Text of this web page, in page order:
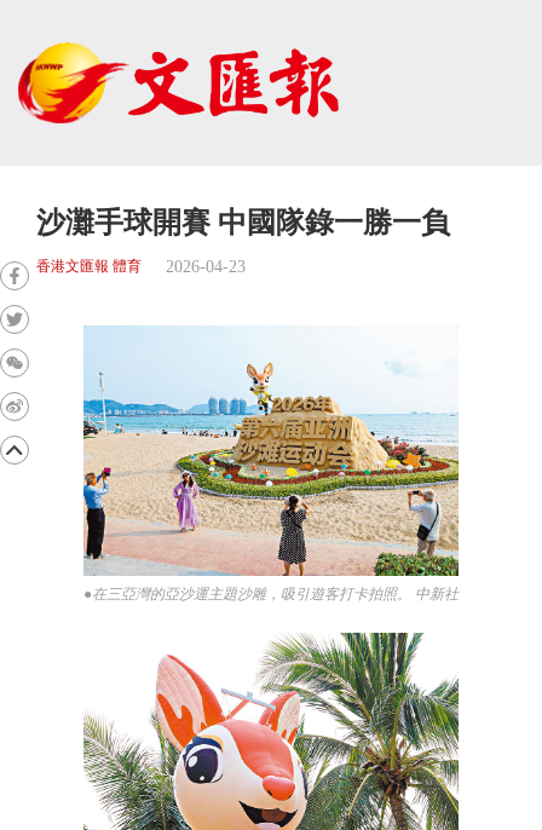
沙灘手球開賽 中國隊錄一勝一負
香港文匯報 體育 2026-04-23
●在三亞灣的亞沙運主題沙雕，吸引遊客打卡拍照。 中新社